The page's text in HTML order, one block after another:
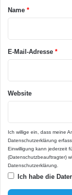
a
r
Name *
E-Mail-Adresse *
Website
Ich willige ein, dass meine
Datenschutzerklärung
Einwilligung kann jederzeit
(Datenschutzbeauftragter)
Datenschutzerklärung
Ich habe die